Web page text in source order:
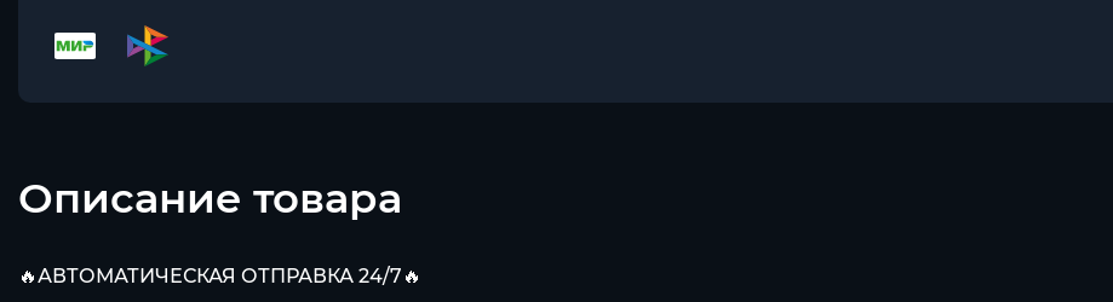
Описание товара
🔥АВТОМАТИЧЕСКАЯ ОТПРАВКА 24/7🔥